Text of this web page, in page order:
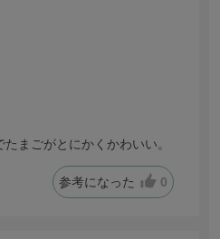
まごがとにかくかわいい。
参考になった 0